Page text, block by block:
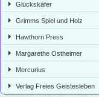
Glückskäfer
Grimms Spiel und Holz
Hawthorn Press
Margarethe Ostheimer
Mercurius
Verlag Freies Geistesleben